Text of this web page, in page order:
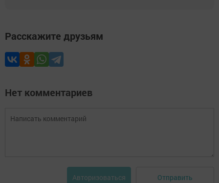
Расскажите друзьям
Нет комментариев
Авторизоваться Отправить